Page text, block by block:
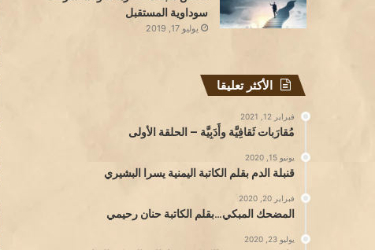
سوداوية المستقبل
يوليو 17, 2019
الأكثر تعليقا
فبراير 12, 2021
مُقارَبات ثَقافِيَّة وأَدَبِيَّة – الحلقة الأولى
يونيو 15, 2020
قنبلة الدم بقلم الكاتبة اليمنية يسرا البشيري
فبراير 20, 2020
المضحك المبكي…بقلم الكاتبة حنان رحيمي
يوليو 23, 2020